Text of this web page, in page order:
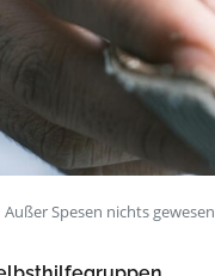
Außer Spesen nichts gewesen